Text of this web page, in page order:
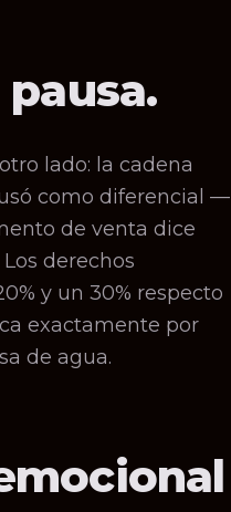
lado: la cadena
como diferencial —
de venta dice
derechos
y un 30% respecto
exactamente por
de agua.